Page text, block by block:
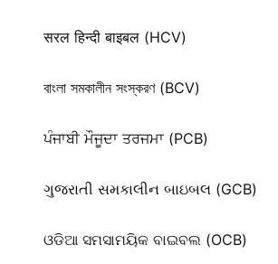
सरल हिन्दी बाइबल (HCV)
বাংলা সমকালীন সংস্করণ (BCV)
ਪੰਜਾਬੀ ਮੌਜੂਦਾ ਤਰਜਮਾ (PCB)
ગુજરાતી સમકાલીન બાઇબલ (GCB)
ଓଡିଆ ସମସାମୟିକ ବାଇବଲ (OCB)